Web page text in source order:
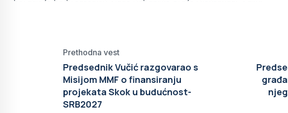
Prethodna vest
Predsednik Vučić razgovarao s
Misijom MMF o finansiranju
projekata Skok u budućnost-
SRB2027